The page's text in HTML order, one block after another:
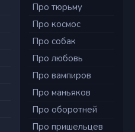
Про тюрьму
Про космос
Про собак
Про любовь
Про вампиров
Про маньяков
Про оборотней
Про пришельцев